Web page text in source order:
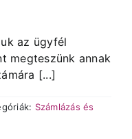
az ügyfél
megteszünk annak
[...]
Számlázás és